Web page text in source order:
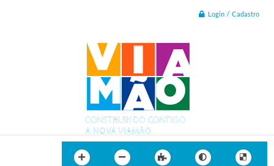
Login / Cadastro